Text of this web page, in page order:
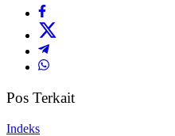
Pos Terkait
Indeks